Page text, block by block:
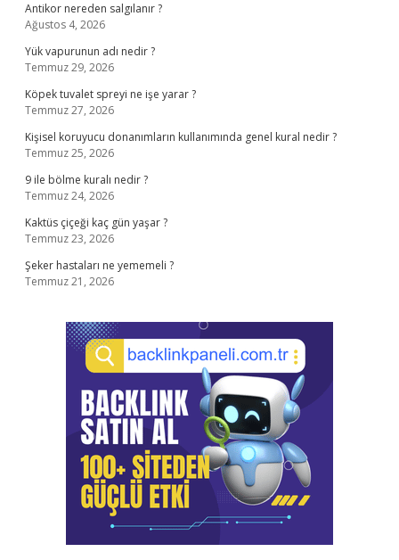
Antikor nereden salgılanır ?
Ağustos 4, 2026
Yük vapurunun adı nedir ?
Temmuz 29, 2026
Köpek tuvalet spreyi ne işe yarar ?
Temmuz 27, 2026
Kişisel koruyucu donanımların kullanımında genel kural nedir ?
Temmuz 25, 2026
9 ile bölme kuralı nedir ?
Temmuz 24, 2026
Kaktüs çiçeği kaç gün yaşar ?
Temmuz 23, 2026
Şeker hastaları ne yememeli ?
Temmuz 21, 2026